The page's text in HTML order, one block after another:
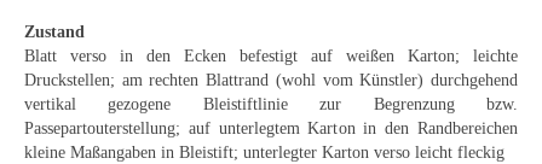
August Lange-Brock
Ludwig (Luis) Neu
Zustand
Blatt verso in den Ecken befestigt auf weißen Karton; leichte
Druckstellen; am rechten Blattrand (wohl vom Künstler) durchgehend
vertikal gezogene Bleistiftlinie zur Begrenzung bzw.
Passepartouterstellung; auf unterlegtem Karton in den Randbereichen
kleine Maßangaben in Bleistift; unterlegter Karton verso leicht fleckig